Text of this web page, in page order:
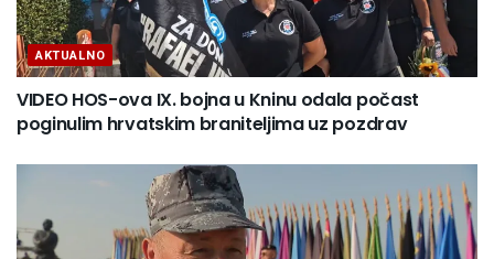
AKTUALNO
VIDEO HOS-ova IX. bojna u Kninu odala počast
poginulim hrvatskim braniteljima uz pozdrav